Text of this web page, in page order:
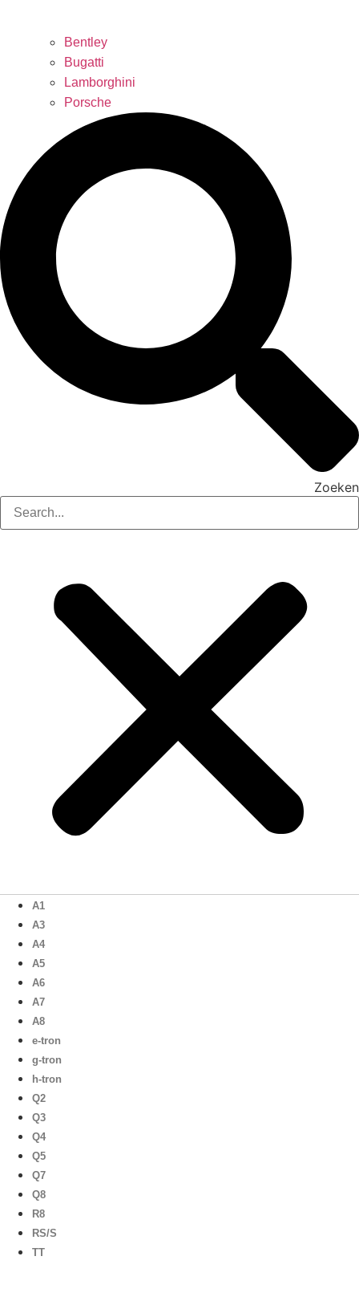
Bentley
Bugatti
Lamborghini
Porsche
Zoeken
A1
A3
A4
A5
A6
A7
A8
e-tron
g-tron
h-tron
Q2
Q3
Q4
Q5
Q7
Q8
R8
RS/S
TT